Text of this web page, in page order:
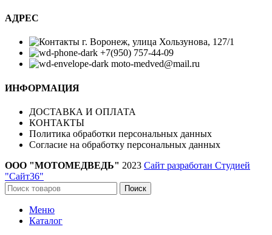
АДРЕС
г. Воронеж, улица Хользунова, 127/1
+7(950) 757-44-09
moto-medved@mail.ru
ИНФОРМАЦИЯ
ДОСТАВКА И ОПЛАТА
КОНТАКТЫ
Политика обработки персональных данных
Согласие на обработку персональных данных
ООО "МОТОМЕДВЕДЬ" 2023 Сайт разработан Студией
"Сайт36"
Поиск
Меню
Каталог